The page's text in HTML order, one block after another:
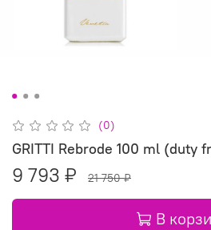
(0)
GRITTI Rebrode 100 ml (duty
9 793 ₽ 21 750 ₽
В